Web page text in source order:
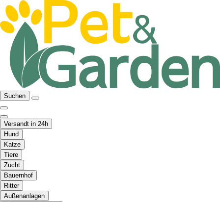
Suchen
Versandt in 24h
Hund
Katze
Tiere
Zucht
Bauernhof
Ritter
Außenanlagen